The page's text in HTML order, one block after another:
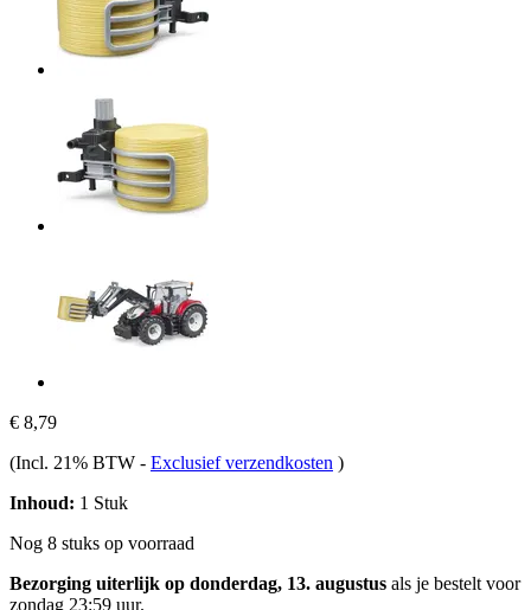
€ 8,79
(Incl. 21% BTW - Exclusief verzendkosten )
Inhoud: 1 Stuk
Nog 8 stuks op voorraad
Bezorging uiterlijk op donderdag, 13. augustus als je bestelt voor
zondag 23:59 uur.